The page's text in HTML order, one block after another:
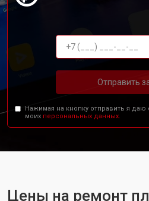
Отправить
Нажимая на кнопку отправить я даю
моих персональных данных.
Цены на ремонт